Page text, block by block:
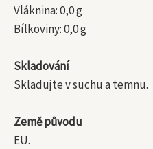
Vláknina: 0,0 g
Bílkoviny: 0,0 g
Skladování
Skladujte v suchu a temnu.
Země původu
EU.